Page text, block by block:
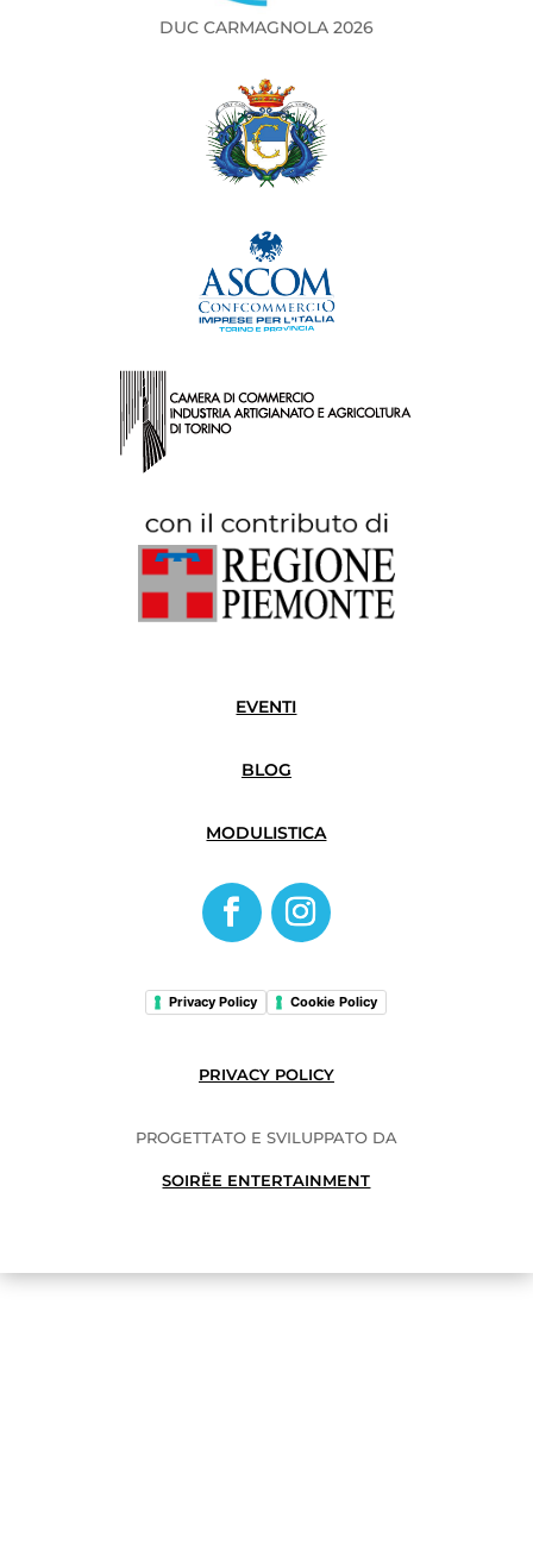
DUC CARMAGNOLA 2026
EVENTI
BLOG
MODULISTICA
Privacy Policy Cookie Policy
PRIVACY POLICY
PROGETTATO E SVILUPPATO DA
SOIRËE ENTERTAINMENT